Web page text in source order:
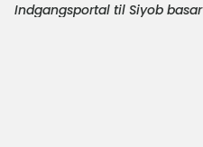
Indgangsportal til Siyob basar